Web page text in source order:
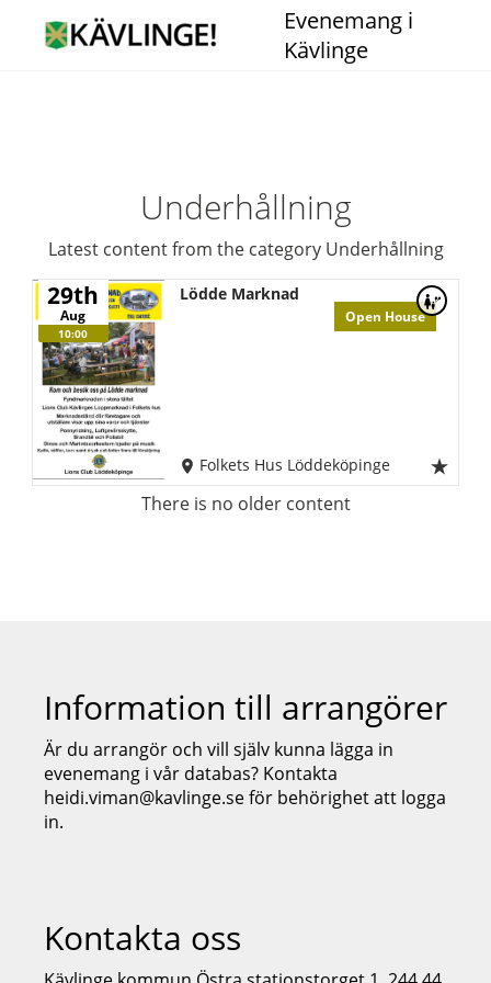
Evenemang i
Kävlinge
Underhållning
Latest content from the category Underhållning
Lödde Marknad
29th
Aug
10:00
Open House
Folkets Hus Löddeköpinge
There is no older content
Information till arrangörer
Är du arrangör och vill själv kunna lägga in
evenemang i vår databas? Kontakta
heidi.viman@kavlinge.se för behörighet att logga
in.
Kontakta oss